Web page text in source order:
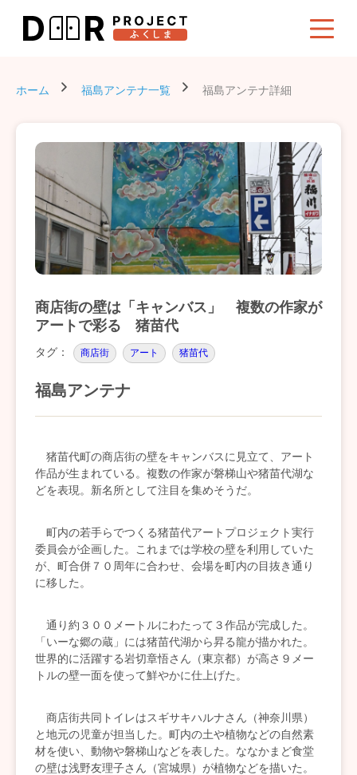
ホーム 福島アンテナ一覧 福島アンテナ詳細
商店街の壁は「キャンバス」 複数の作家が
アートで彩る 猪苗代
タグ： 商店街 アート 猪苗代
福島アンテナ
猪苗代町の商店街の壁をキャンバスに見立て、アート
作品が生まれている。複数の作家が磐梯山や猪苗代湖な
どを表現。新名所として注目を集めそうだ。
町内の若手らでつくる猪苗代アートプロジェクト実行
委員会が企画した。これまでは学校の壁を利用していた
が、町合併７０周年に合わせ、会場を町内の目抜き通り
に移した。
通り約３００メートルにわたって３作品が完成した。
「いーな郷の蔵」には猪苗代湖から昇る龍が描かれた。
世界的に活躍する岩切章悟さん（東京都）が高さ９メー
トルの壁一面を使って鮮やかに仕上げた。
商店街共同トイレはスギサキハルナさん（神奈川県）
と地元の児童が担当した。町内の土や植物などの自然素
材を使い、動物や磐梯山などを表した。ななかまど食堂
の壁は浅野友理子さん（宮城県）が植物などを描いた。